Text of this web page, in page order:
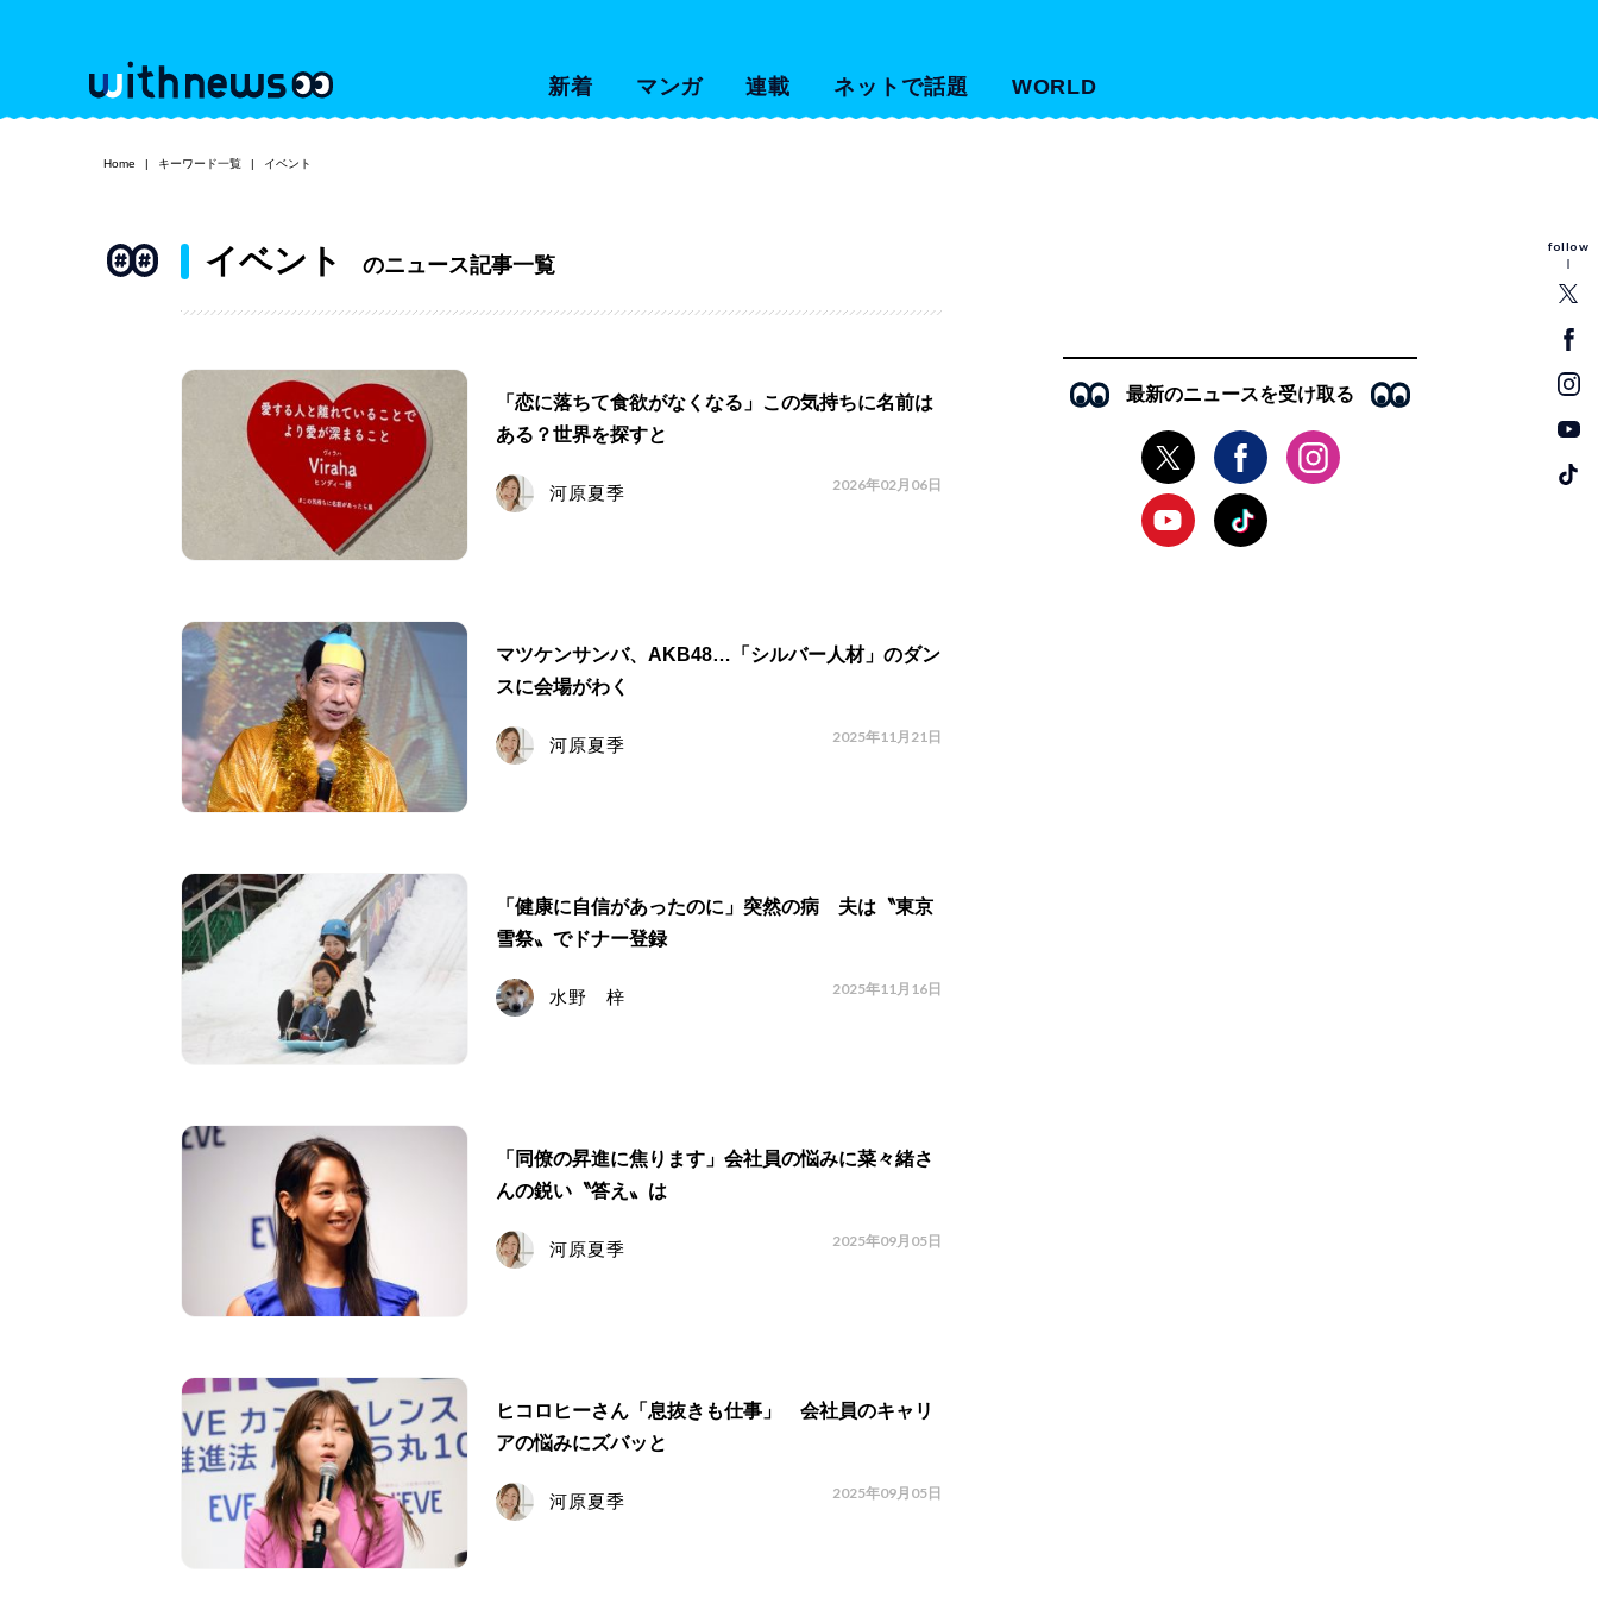
新着 マンガ 連載 ネットで話題 WORLD
follow
Home キーワード一覧 イベント
イベント のニュース記事一覧
「恋に落ちて食欲がなくなる」この気持ちに名前は
ある？世界を探すと
河原夏季 2026年02月06日
マツケンサンバ、AKB48…「シルバー人材」のダン
スに会場がわく
河原夏季 2025年11月21日
「健康に自信があったのに」突然の病 夫は〝東京
雪祭〟でドナー登録
水野 梓 2025年11月16日
「同僚の昇進に焦ります」会社員の悩みに菜々緒さ
んの鋭い〝答え〟は
河原夏季 2025年09月05日
ヒコロヒーさん「息抜きも仕事」 会社員のキャリ
アの悩みにズバッと
河原夏季 2025年09月05日
最新のニュースを受け取る